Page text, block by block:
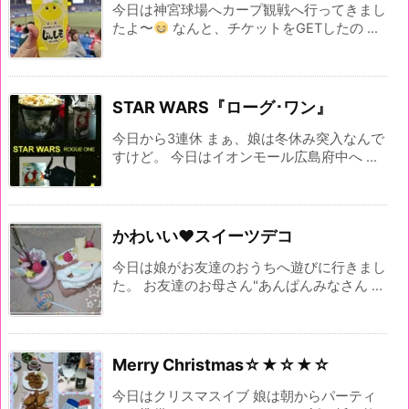
今日は神宮球場へカープ観戦へ行ってきまし
たよ〜
なんと、チケットをGETしたの ...
STAR WARS『ローグ･ワン』
今日から3連休 まぁ、娘は冬休み突入なんで
すけど。 今日はイオンモール広島府中へ ...
かわいい♥スイーツデコ
今日は娘がお友達のおうちへ遊びに行きまし
た。 お友達のお母さん"あんぱんみなさん ...
Merry Christmas☆★☆★☆
今日はクリスマスイブ 娘は朝からパーティ